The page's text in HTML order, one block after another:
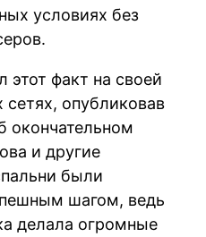
условиях без
этот факт на своей
опубликовав
окончательном
и другие
были
шагом, ведь
делала огромные